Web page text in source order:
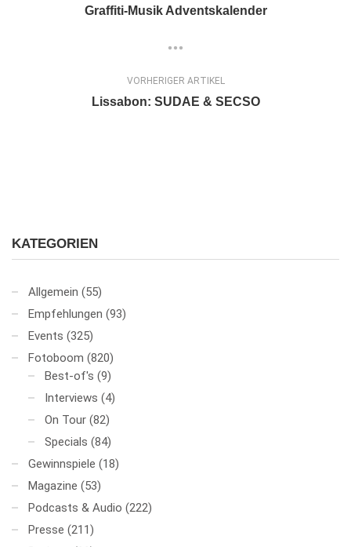
Graffiti-Musik Adventskalender
VORHERIGER ARTIKEL
Lissabon: SUDAE & SECSO
KATEGORIEN
Allgemein (55)
Empfehlungen (93)
Events (325)
Fotoboom (820)
Best-of's (9)
Interviews (4)
On Tour (82)
Specials (84)
Gewinnspiele (18)
Magazine (53)
Podcasts & Audio (222)
Presse (211)